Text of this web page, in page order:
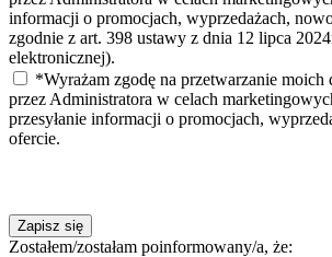
informacji o promocjach, wyprzedażach,
zgodnie z art. 398 ustawy z dnia 12 lipca
elektronicznej).
*Wyrażam zgodę na przetwarzanie moich
przez Administratora w celach
przesyłanie informacji o promocjach,
ofercie.
Zapisz się
Zostałem/zostałam poinformowany/a, że: